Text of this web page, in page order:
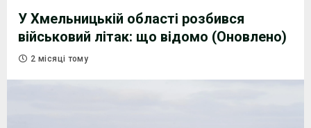
У Хмельницькій області розбився
військовий літак: що відомо (Оновлено)
2 місяці тому